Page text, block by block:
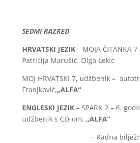
SEDMI RAZRED
HRVATSKI JEZIK– MOJA ČITANKA
Patricija Marušić, Olga Lekić
MOJ HRVATSKI 7, udžbenik–
Franjković,„ALFA“
ENGLESKI JEZIK– SPARK 2 – 6.
udžbenik s CD-om, „ALFA“
– Radna